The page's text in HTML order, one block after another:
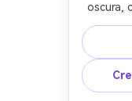
oscura,
de lujo
en
botella
sutil,